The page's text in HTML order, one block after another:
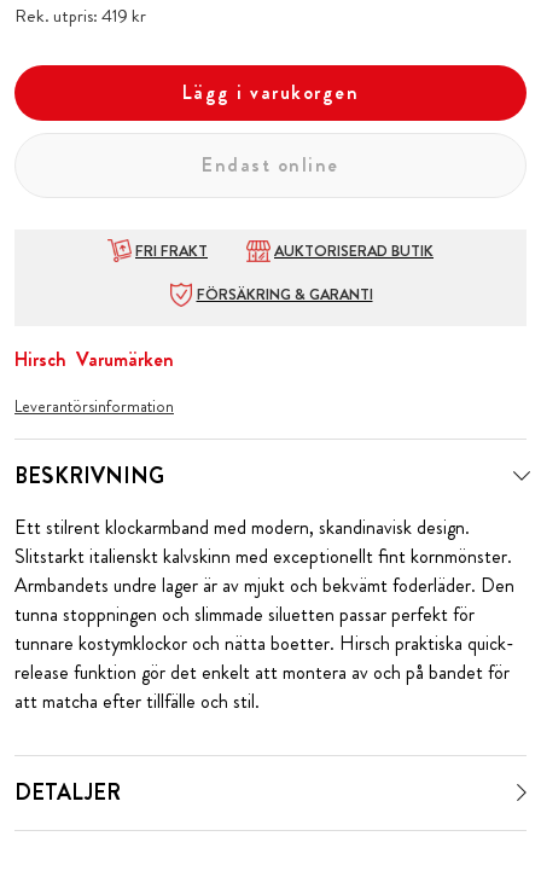
Rek. utpris:Pris :419 kr
419 kr
Lägg i varukorgen
Endast online
FRI FRAKT
AUKTORISERAD BUTIK
FÖRSÄKRING & GARANTI
Hirsch Varumärken
Leverantörsinformation
BESKRIVNING
Ett stilrent klockarmband med modern, skandinavisk design.
Slitstarkt italienskt kalvskinn med exceptionellt fint kornmönster.
Armbandets undre lager är av mjukt och bekvämt foderläder. Den
tunna stoppningen och slimmade siluetten passar perfekt för
tunnare kostymklockor och nätta boetter. Hirsch praktiska quick-
release funktion gör det enkelt att montera av och på bandet för
att matcha efter tillfälle och stil.
DETALJER